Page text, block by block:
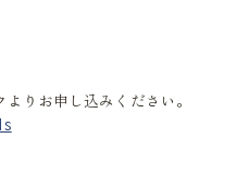
よりお申し込みください。